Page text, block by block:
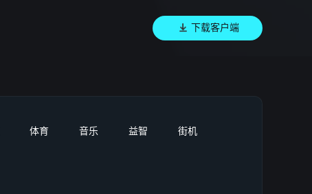
下载客户端
体育 音乐 益智 街机